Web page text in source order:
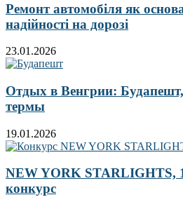
Ремонт автомобіля як
надійності на дорозі
23.01.2026
Отдых в Венгрии:
термы
19.01.2026
NEW YORK STARLIGHTS,
конкурс